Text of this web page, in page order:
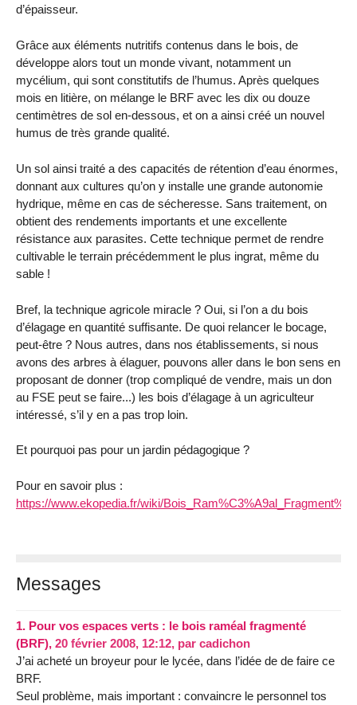
d’épaisseur.
Grâce aux éléments nutritifs contenus dans le bois, de
développe alors tout un monde vivant, notamment un
mycélium, qui sont constitutifs de l’humus. Après quelques
mois en litière, on mélange le BRF avec les dix ou douze
centimètres de sol en-dessous, et on a ainsi créé un nouvel
humus de très grande qualité.
Un sol ainsi traité a des capacités de rétention d’eau énormes,
donnant aux cultures qu’on y installe une grande autonomie
hydrique, même en cas de sécheresse. Sans traitement, on
obtient des rendements importants et une excellente
résistance aux parasites. Cette technique permet de rendre
cultivable le terrain précédemment le plus ingrat, même du
sable !
Bref, la technique agricole miracle ? Oui, si l’on a du bois
d’élagage en quantité suffisante. De quoi relancer le bocage,
peut-être ? Nous autres, dans nos établissements, si nous
avons des arbres à élaguer, pouvons aller dans le bon sens en
proposant de donner (trop compliqué de vendre, mais un don
au FSE peut se faire...) les bois d’élagage à un agriculteur
intéressé, s’il y en a pas trop loin.
Et pourquoi pas pour un jardin pédagogique ?
Pour en savoir plus :
https://www.ekopedia.fr/wiki/
Messages
1. Pour vos espaces verts : le bois raméal fragmenté
(BRF), 20 février 2008, 12:12, par cadichon
J’ai acheté un broyeur pour le lycée, dans l’idée de de faire ce
BRF.
Seul problème, mais important : convaincre le personnel tos